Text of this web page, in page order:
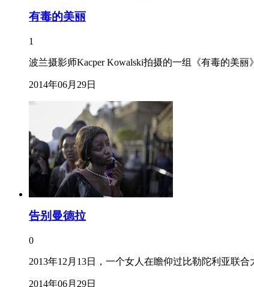
有毒的美丽
1
波兰摄影师Kacper Kowalski拍摄的一组《有毒的美
2014年06月29日
告别曼德拉
0
2013年12月13日，一个女人在瞻仰过比勒陀利亚联
2014年06月29日